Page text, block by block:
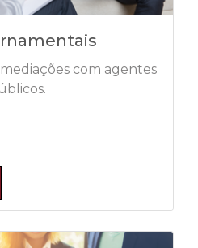
com agentes